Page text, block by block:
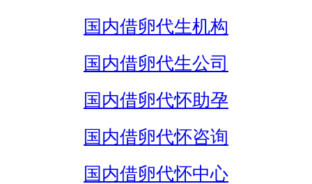
国内借卵代生机构
国内借卵代生公司
国内借卵代怀助孕
国内借卵代怀咨询
国内借卵代怀中心